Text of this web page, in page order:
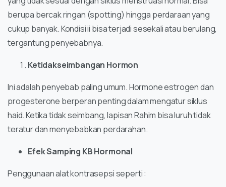
berupa bercak ringan (spotting) hingga perdaraan yang
cukup banyak. Kondisi ii bisa terjadi sesekali atau berulang,
tergantung penyebabnya.
Ketidakseimbangan Hormon
Ini adalah penyebab paling umum. Hormone estrogen dan
progesterone berperan penting dalam mengatur siklus
haid. Ketika tidak seimbang, lapisan Rahim bisa luruh tidak
teratur dan menyebabkan perdarahan.
Efek Samping KB Hormonal
Penggunaan alat kontrasepsi seperti :